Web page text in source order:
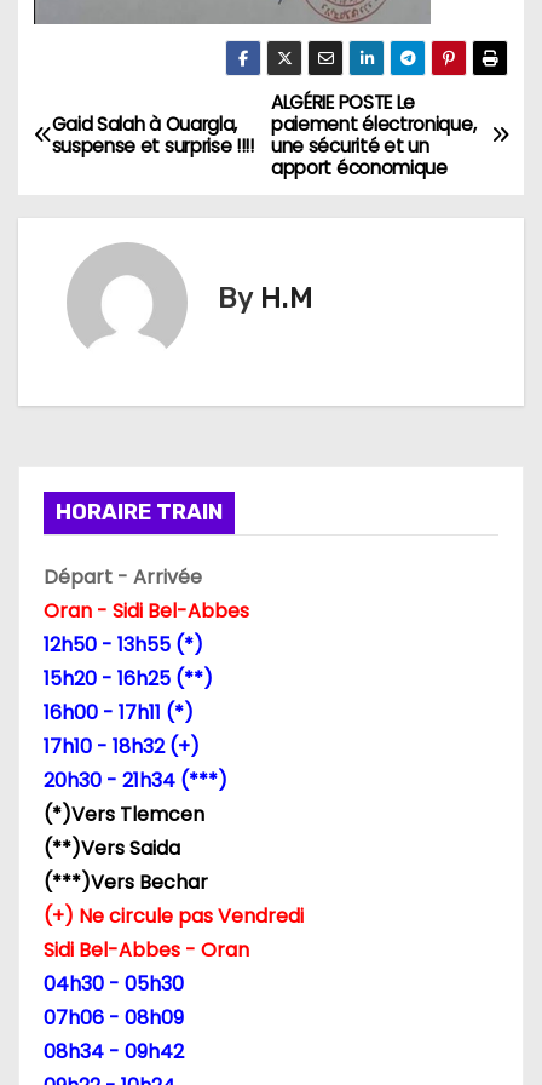
N
a
v
t
o
n
d
e
a
r
t
c
ALGÉRIE POSTE Le
paiement électronique,
une sécurité et un
apport économique
Gaid Salah à Ouargla,
suspense et surprise !!!!
By H.M
HORAIRE TRAIN
Départ - Arrivée
Oran - Sidi Bel-Abbes
12h50 - 13h55 (*)
15h20 - 16h25 (**)
16h00 - 17h11 (*)
17h10 - 18h32 (+)
20h30 - 21h34 (***)
(*)Vers Tlemcen
(**)Vers Saida
(***)Vers Bechar
(+) Ne circule pas Vendredi
Sidi Bel-Abbes - Oran
04h30 - 05h30
07h06 - 08h09
08h34 - 09h42